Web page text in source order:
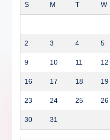
S M T W
2 3 4 5
9 10 11 12
16 17 18 19
23 24 25 26
30 31